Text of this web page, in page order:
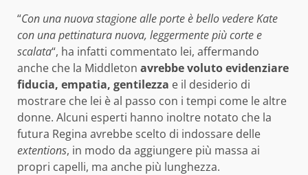
“Con una nuova stagione alle porte è bello vedere Kate
con una pettinatura nuova, leggermente più corte e
scalata“, ha infatti commentato lei, affermando
anche che la Middleton avrebbe voluto evidenziare
fiducia, empatia, gentilezza e il desiderio di
mostrare che lei è al passo con i tempi come le altre
donne. Alcuni esperti hanno inoltre notato che la
futura Regina avrebbe scelto di indossare delle
extentions, in modo da aggiungere più massa ai
propri capelli, ma anche più lunghezza.